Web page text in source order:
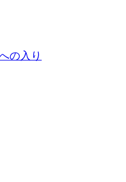
の入り